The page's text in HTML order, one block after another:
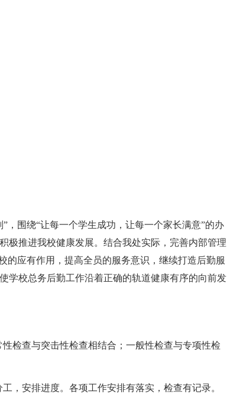
，围绕“让每一个学生成功，让每一个家长满意”的办
极推进我校健康发展。结合我处实际，完善内部管理
的应有作用，提高全员的服务意识，继续打造后勤服
学校总务后勤工作沿着正确的轨道健康有序的向前发
检查与突击性检查相结合；一般性检查与专项性检
，安排进度。各项工作安排有落实，检查有记录。